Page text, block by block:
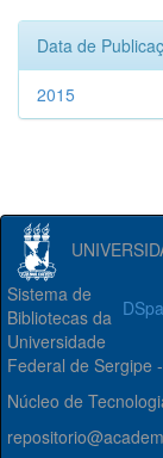
Data de
2015
Sistema de
Bibliotecas da
Universidade
Federal de Sergipe
Núcleo de